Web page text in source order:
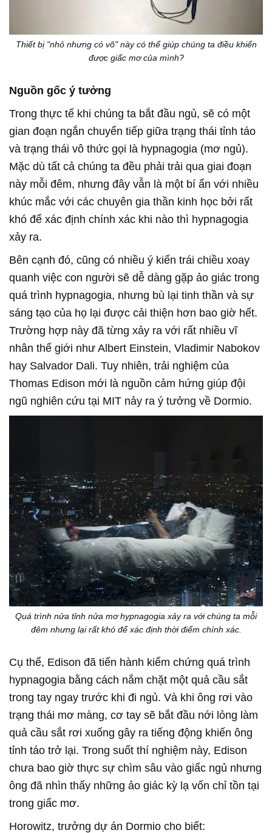
Thiết bị "nhỏ nhưng có võ" này có thể giúp chúng ta điều khiển
được giấc mơ của mình?
Nguồn gốc ý tưởng
Trong thực tế khi chúng ta bắt đầu ngủ, sẽ có một
gian đoạn ngắn chuyển tiếp giữa trạng thái tỉnh táo
và trạng thái vô thức gọi là hypnagogia (mơ ngủ).
Mặc dù tất cả chúng ta đều phải trải qua giai đoạn
này mỗi đêm, nhưng đây vẫn là một bí ẩn với nhiều
khúc mắc với các chuyên gia thần kinh học bởi rất
khó để xác định chính xác khi nào thì hypnagogia
xảy ra.
Bên cạnh đó, cũng có nhiều ý kiến trái chiều xoay
quanh việc con người sẽ dễ dàng gặp ảo giác trong
quá trình hypnagogia, nhưng bù lại tinh thần và sự
sáng tạo của họ lại được cải thiện hơn bao giờ hết.
Trường hợp này đã từng xảy ra với rất nhiều vĩ
nhân thế giới như Albert Einstein, Vladimir Nabokov
hay Salvador Dali. Tuy nhiên, trải nghiệm của
Thomas Edison mới là nguồn cảm hứng giúp đội
ngũ nghiên cứu tại MIT nảy ra ý tưởng về Dormio.
Quá trình nửa tỉnh nửa mơ hypnagogia xảy ra với chúng ta mỗi
đêm nhưng lại rất khó để xác định thời điểm chính xác.
Cụ thể, Edison đã tiến hành kiểm chứng quá trình
hypnagogia bằng cách nắm chặt một quả cầu sắt
trong tay ngay trước khi đi ngủ. Và khi ông rơi vào
trạng thái mơ màng, cơ tay sẽ bắt đầu nới lỏng làm
quả cầu sắt rơi xuống gây ra tiếng động khiến ông
tỉnh táo trở lại. Trong suốt thí nghiệm này, Edison
chưa bao giờ thực sự chìm sâu vào giấc ngủ nhưng
ông đã nhìn thấy những ảo giác kỳ lạ vốn chỉ tồn tại
trong giấc mơ.
Horowitz, trưởng dự án Dormio cho biết: